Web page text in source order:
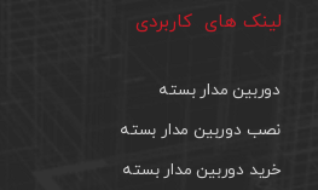
لینک های کاربردی
دوربین مدار بسته
نصب دوربین مدار بسته
خرید دوربین مدار بسته